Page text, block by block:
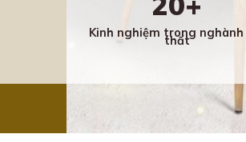
Kinh nghiệm trong
thất